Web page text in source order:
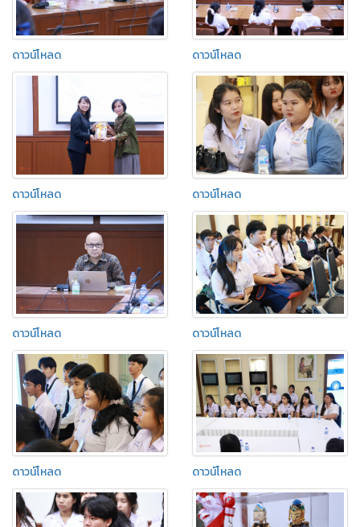
ดาวน์โหลด ดาวน์โหลด
ดาวน์โหลด ดาวน์โหลด
ดาวน์โหลด ดาวน์โหลด
ดาวน์โหลด ดาวน์โหลด